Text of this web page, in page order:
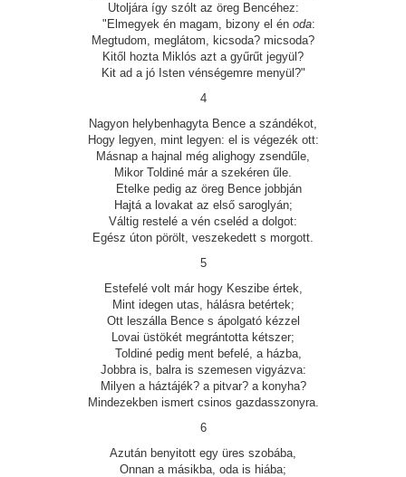
Utoljára így szólt az öreg Bencéhez:
"Elmegyek én magam, bizony el én oda:
Megtudom, meglátom, kicsoda? micsoda?
Kitől hozta Miklós azt a gyűrűt jegyül?
Kit ad a jó Isten vénségemre menyül?"
4
Nagyon helybenhagyta Bence a szándékot,
Hogy legyen, mint legyen: el is végezék ott:
Másnap a hajnal még alighogy zsendűle,
Mikor Toldiné már a szekéren űle.
Etelke pedig az öreg Bence jobbján
Hajtá a lovakat az első saroglyán;
Váltig restelé a vén cseléd a dolgot:
Egész úton pörölt, veszekedett s morgott.
5
Estefelé volt már hogy Keszibe értek,
Mint idegen utas, hálásra betértek;
Ott leszálla Bence s ápolgató kézzel
Lovai üstökét megrántotta kétszer;
Toldiné pedig ment befelé, a házba,
Jobbra is, balra is szemesen vigyázva:
Milyen a háztájék? a pitvar? a konyha?
Mindezekben ismert csinos gazdasszonyra.
6
Azután benyitott egy üres szobába,
Onnan a másikba, oda is hiába;